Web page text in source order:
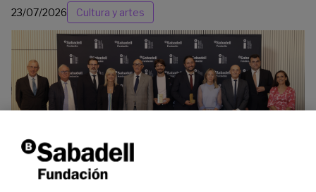
23/07/2026 Cultura y artes
La Fundación Banco Sabadell reconoce a dos
investigadores en los ámbitos de la edición del
genoma y la energía limpia